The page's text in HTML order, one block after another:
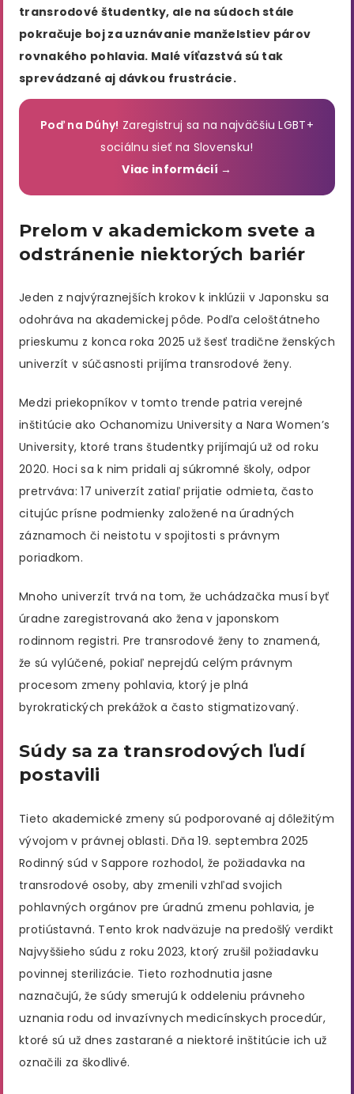
transrodové študentky, ale na súdoch stále
pokračuje boj za uznávanie manželstiev párov
rovnakého pohlavia. Malé víťazstvá sú tak
sprevádzané aj dávkou frustrácie.
Poď na Dúhy! Zaregistruj sa na najväčšiu LGBT+
sociálnu sieť na Slovensku!
Viac informácií →
Prelom v akademickom svete a
odstránenie niektorých bariér
Jeden z najvýraznejších krokov k inklúzii v Japonsku sa
odohráva na akademickej pôde. Podľa celoštátneho
prieskumu z konca roka 2025 už šesť tradične ženských
univerzít v súčasnosti prijíma transrodové ženy.
Medzi priekopníkov v tomto trende patria verejné
inštitúcie ako Ochanomizu University a Nara Women’s
University, ktoré trans študentky prijímajú už od roku
2020. Hoci sa k nim pridali aj súkromné školy, odpor
pretrváva: 17 univerzít zatiaľ prijatie odmieta, často
citujúc prísne podmienky založené na úradných
záznamoch či neistotu v spojitosti s právnym
poriadkom.
Mnoho univerzít trvá na tom, že uchádzačka musí byť
úradne zaregistrovaná ako žena v japonskom
rodinnom registri. Pre transrodové ženy to znamená,
že sú vylúčené, pokiaľ neprejdú celým právnym
procesom zmeny pohlavia, ktorý je plná
byrokratických prekážok a často stigmatizovaný.
Súdy sa za transrodových ľudí
postavili
Tieto akademické zmeny sú podporované aj dôležitým
vývojom v právnej oblasti. Dňa 19. septembra 2025
Rodinný súd v Sappore rozhodol, že požiadavka na
transrodové osoby, aby zmenili vzhľad svojich
pohlavných orgánov pre úradnú zmenu pohlavia, je
protiústavná. Tento krok nadväzuje na predošlý verdikt
Najvyššieho súdu z roku 2023, ktorý zrušil požiadavku
povinnej sterilizácie. Tieto rozhodnutia jasne
naznačujú, že súdy smerujú k oddeleniu právneho
uznania rodu od invazívnych medicínskych procedúr,
ktoré sú už dnes zastarané a niektoré inštitúcie ich už
označili za škodlivé.